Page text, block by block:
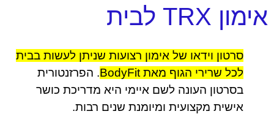
אימון TRX לבית
סרטון וידאו של אימון רצועות שניתן לעשות בבית
לכל שרירי הגוף מאת BodyFit
. הפרזנטורית
בסרטון העונה לשם איימי היא מדריכת כושר
אישית מקצועית ומיומנת שנים רבות.